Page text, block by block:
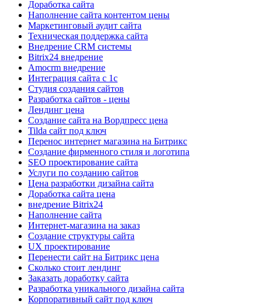
Доработка сайта
Наполнение сайта контентом цены
Маркетинговый аудит сайта
Техническая поддержка сайта
Внедрение CRM системы
Bitrix24 внедрение
Amocrm внедрение
Интеграция сайта с 1с
Cтудия создания сайтов
Разработка сайтов - цены
Лендинг цена
Создание сайта на Вордпресс цена
Tilda сайт под ключ
Перенос интернет магазина на Битрикс
Создание фирменного стиля и логотипа
SEO проектирование сайта
Услуги по созданию сайтов
Цена разработки дизайна сайта
Доработка сайта цена
внедрение Bitrix24
Наполнение сайта
Интернет-магазина на заказ
Создание структуры сайта
UX проектирование
Перенести сайт на Битрикс цена
Сколько стоит лендинг
Заказать доработку сайта
Разработка уникального дизайна сайта
Корпоративный сайт под ключ